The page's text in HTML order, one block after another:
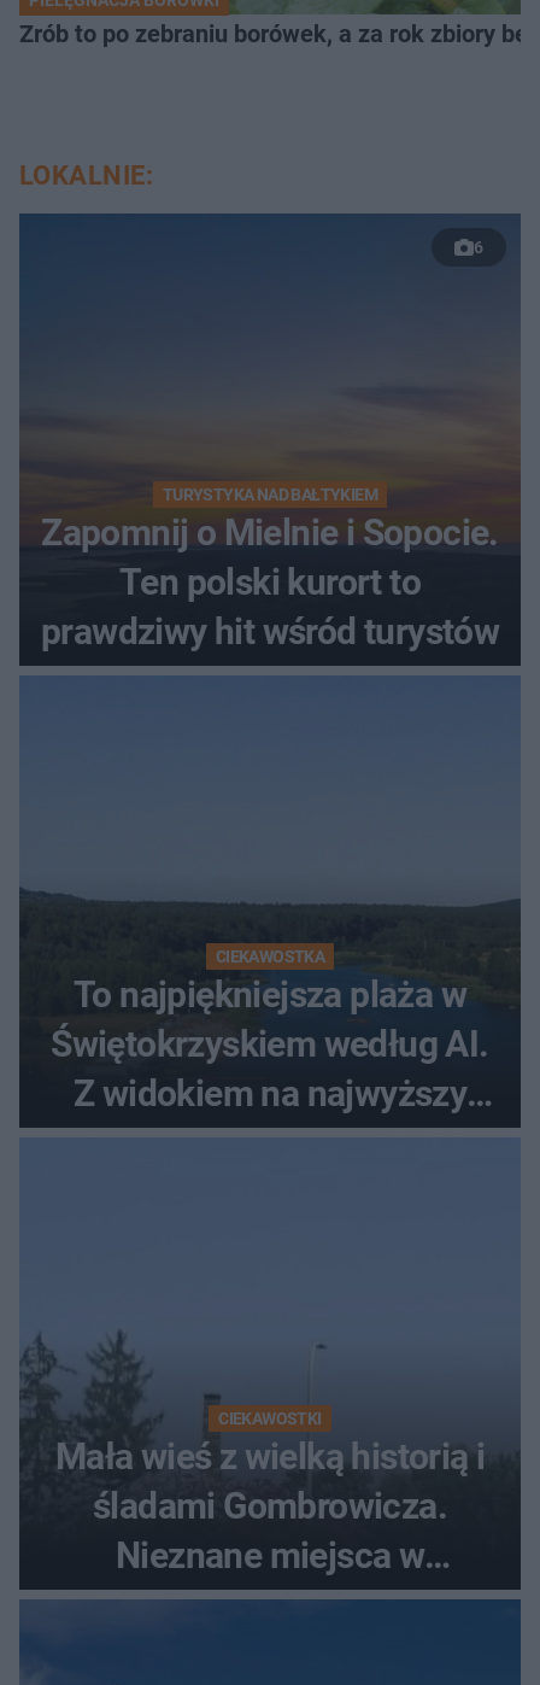
Zrób to po zebraniu borówek, a za rok zbiory
LOKALNIE:
6
TURYSTYKA NAD BAŁTYKIEM
Zapomnij o Mielnie i Sopocie.
Ten polski kurort to
prawdziwy hit wśród turystów
CIEKAWOSTKA
To najpiękniejsza plaża w
Świętokrzyskiem według AI.
Z widokiem na najwyższy
szczyt Gór Świętokrzyskich
CIEKAWOSTKI
Mała wieś z wielką historią i
śladami Gombrowicza.
Nieznane miejsca w
Świętokrzyskiem